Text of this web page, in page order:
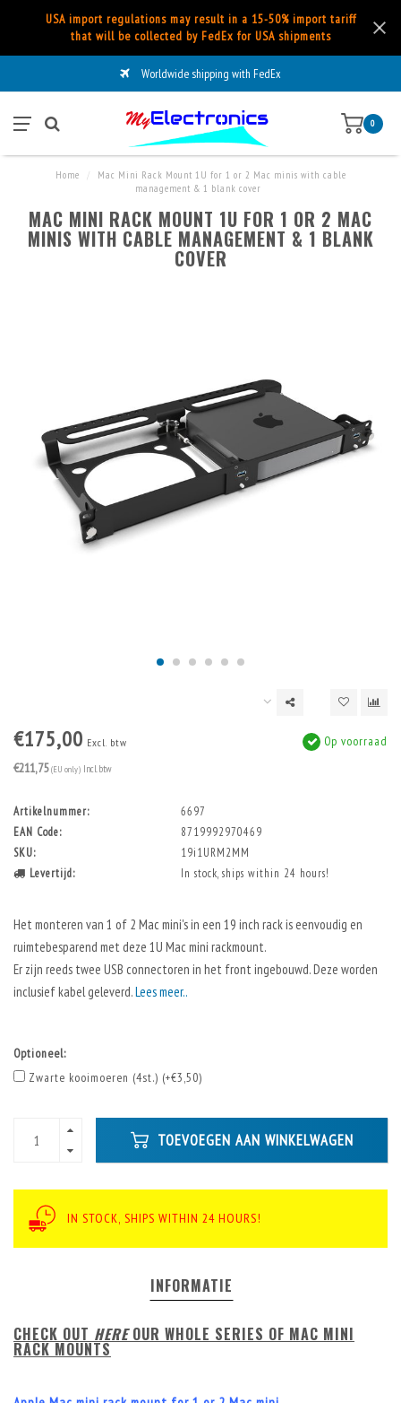
USA import regulations may result in a 15-50% import tariff
that will be collected by FedEx for USA shipments
Worldwide shipping with FedEx
0
Home
Mac Mini Rack Mount 1U for 1 or 2 Mac minis with cable
management & 1 blank cover
MAC MINI RACK MOUNT 1U FOR 1 OR 2 MAC
MINIS WITH CABLE MANAGEMENT & 1 BLANK
COVER
€175,00 Excl. btw
€211,75 (EU only) Incl. btw
Op voorraad
Artikelnummer:
6697
EAN Code:
8719992970469
SKU:
19i1URM2MM
Levertijd:
In stock, ships within 24 hours!
Het monteren van 1 of 2 Mac mini's in een 19 inch rack is eenvoudig en
ruimtebesparend met deze 1U Mac mini rackmount.
Er zijn reeds twee USB connectoren in het front ingebouwd. Deze worden
inclusief kabel geleverd.Lees meer..
Optioneel:
Zwarte kooimoeren (4st.) (+€3,50)
TOEVOEGEN AAN WINKELWAGEN
IN STOCK, SHIPS WITHIN 24 HOURS!
INFORMATIE
CHECK OUT HEREOUR WHOLE SERIES OF MAC MINI
RACK MOUNTS